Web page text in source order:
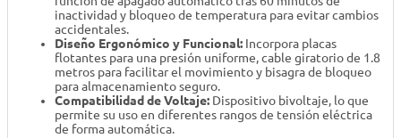
inactividad y bloqueo de temperatura para evitar cambios
accidentales.
Diseño Ergonómico y Funcional: Incorpora placas
flotantes para una presión uniforme, cable giratorio de 1.8
metros para facilitar el movimiento y bisagra de bloqueo
para almacenamiento seguro.
Compatibilidad de Voltaje: Dispositivo bivoltaje, lo que
permite su uso en diferentes rangos de tensión eléctrica
de forma automática.